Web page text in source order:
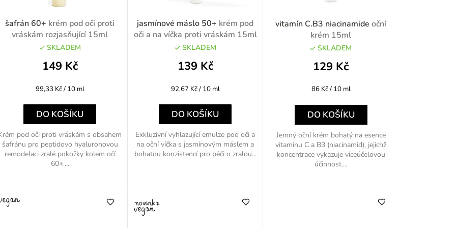
šafrán 60+ krém pod oči proti
vráskám rozjasňující 15ml
SKLADEM
149 Kč
Měrná
99,33 Kč / 10 ml
DO KOŠÍKU
pod oči proti vráskám s obsahem
šafránu pro peptidovo hyaluronovou
remodelaci zralé pokožky kolem očí
60+....
jasmínové máslo 50+ krém pod
oči a na víčka proti vráskám 15ml
SKLADEM
139 Kč
Měrná
92,67 Kč / 10 ml
DO KOŠÍKU
Exkluzivní vyhlazující emulze pod oči a
na oční víčka s jasmínovým máslem a
bohatou konzistencí pro péči o zralou...
vitamín C.B3 niacinamideoční
krém 15ml
SKLADEM
129 Kč
Měrná
86 Kč / 10 ml
DO KOŠÍKU
Jemný oční krém bohatý na esence
vitaminu C a B3 (niacinamid), jejichž
koncentrace vykazuje víceúčelovou
účinnost....